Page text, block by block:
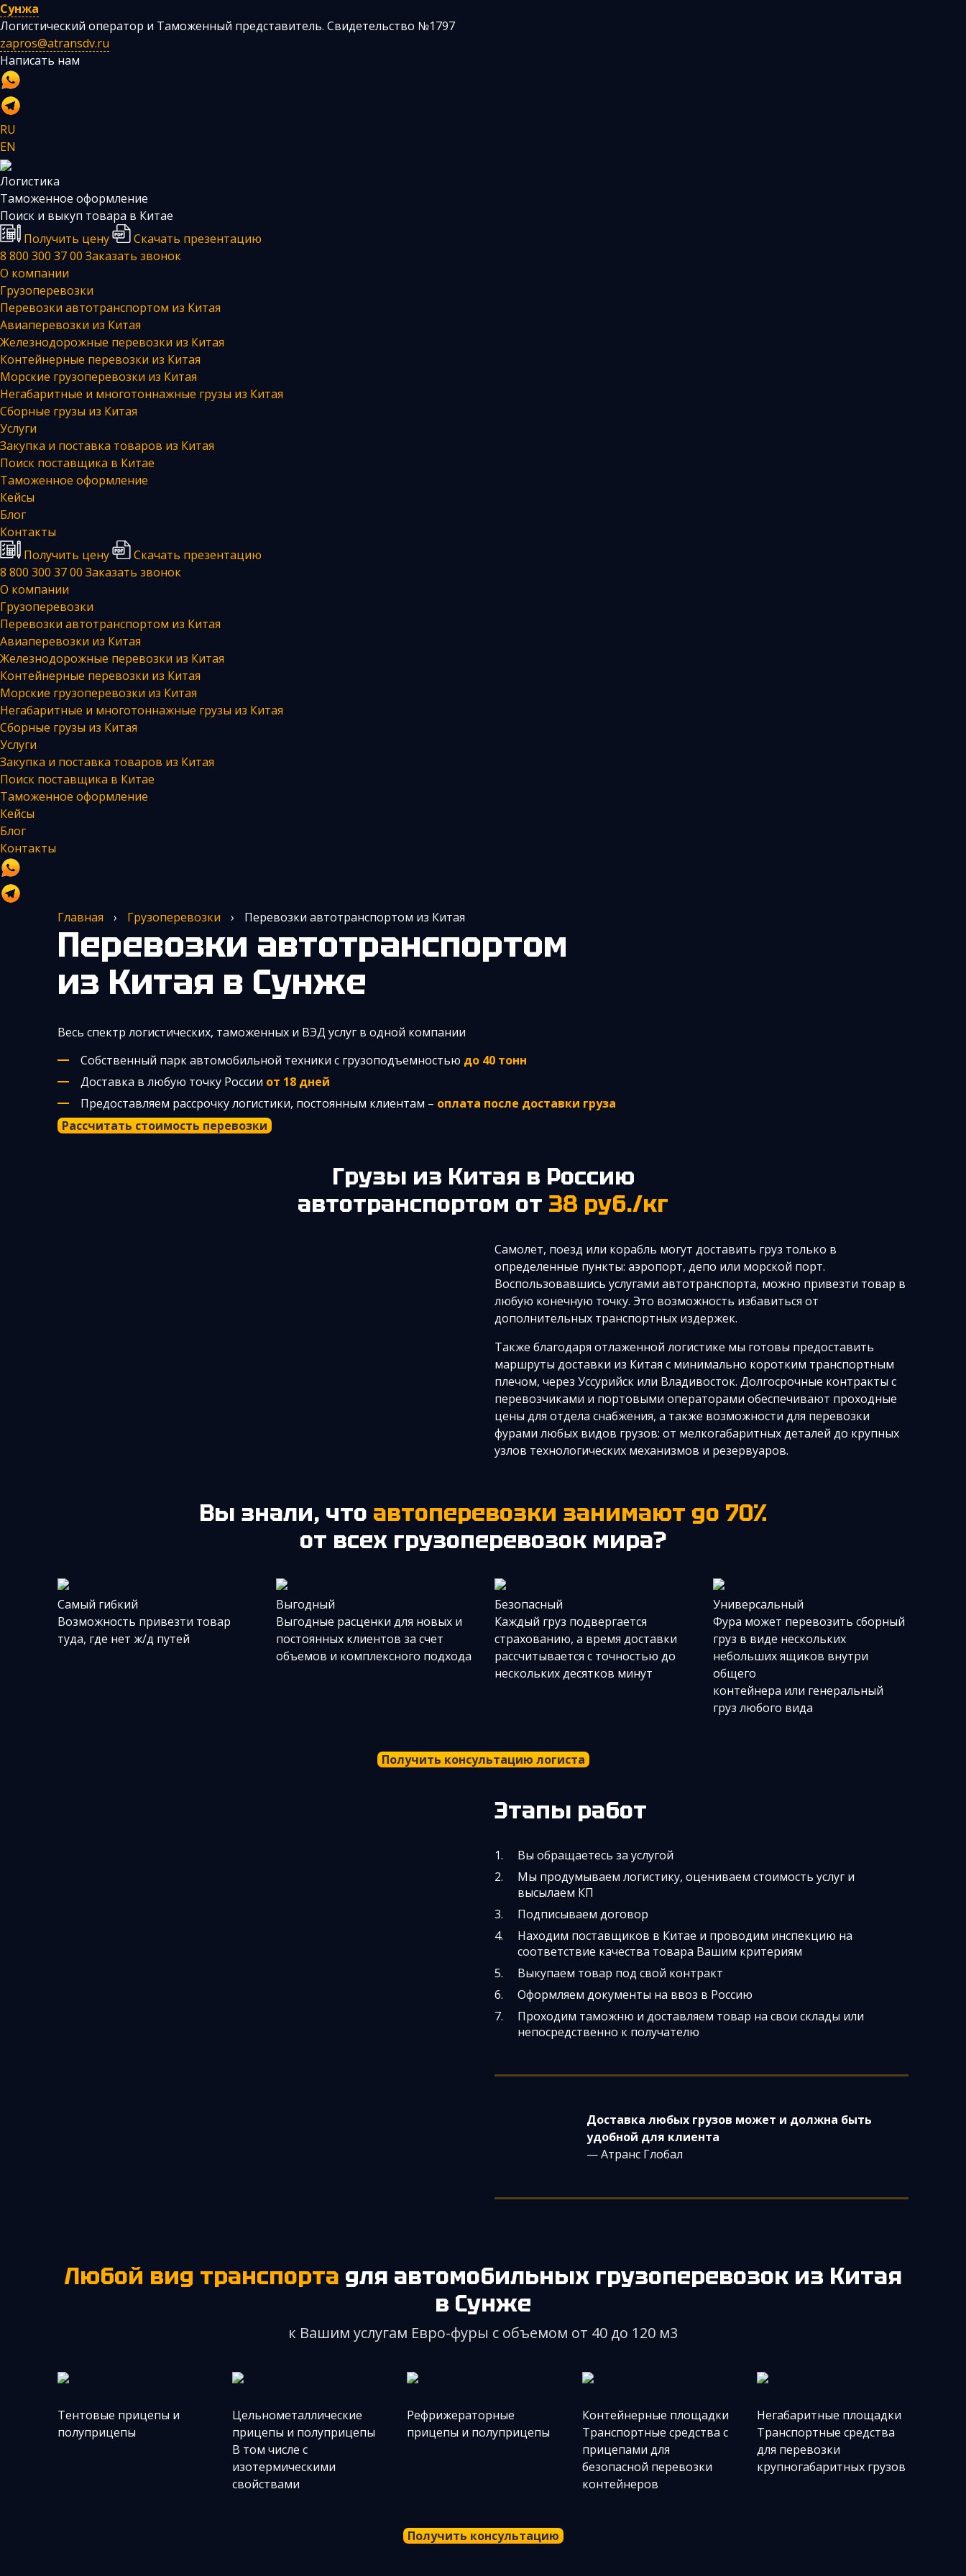
Сунжа
Логистический оператор и Таможенный представитель. Свидетельство №1797
zapros@atransdv.ru
Написать нам
RU
EN
Логистика
Таможенное оформление
Поиск и выкуп товара в Китае
Получить цену
Скачать презентацию
8 800 300 37 00 Заказать звонок
О компании
Грузоперевозки
Перевозки автотранспортом из Китая
Авиаперевозки из Китая
Железнодорожные перевозки из Китая
Контейнерные перевозки из Китая
Морские грузоперевозки из Китая
Негабаритные и многотоннажные грузы из Китая
Сборные грузы из Китая
Услуги
Закупка и поставка товаров из Китая
Поиск поставщика в Китае
Таможенное оформление
Кейсы
Блог
Контакты
Получить цену
Скачать презентацию
8 800 300 37 00 Заказать звонок
О компании
Грузоперевозки
Перевозки автотранспортом из Китая
Авиаперевозки из Китая
Железнодорожные перевозки из Китая
Контейнерные перевозки из Китая
Морские грузоперевозки из Китая
Негабаритные и многотоннажные грузы из Китая
Сборные грузы из Китая
Услуги
Закупка и поставка товаров из Китая
Поиск поставщика в Китае
Таможенное оформление
Кейсы
Блог
Контакты
Главная › Грузоперевозки › Перевозки автотранспортом из Китая
Перевозки автотранспортом
из Китая в Сунже
Весь спектр логистических, таможенных и ВЭД услуг в одной компании
Собственный парк автомобильной техники с грузоподъемностью до 40 тонн
Доставка в любую точку России от 18 дней
Предоставляем рассрочку логистики, постоянным клиентам – оплата после доставки груза
Рассчитать стоимость перевозки
Грузы из Китая в Россию
автотранспортом от 38 руб./кг
Самолет, поезд или корабль могут доставить груз только в
определенные пункты: аэропорт, депо или морской порт.
Воспользовавшись услугами автотранспорта, можно привезти товар в
любую конечную точку. Это возможность избавиться от
дополнительных транспортных издержек.
Также благодаря отлаженной логистике мы готовы предоставить
маршруты доставки из Китая с минимально коротким транспортным
плечом, через Уссурийск или Владивосток. Долгосрочные контракты с
перевозчиками и портовыми операторами обеспечивают проходные
цены для отдела снабжения, а также возможности для перевозки
фурами любых видов грузов: от мелкогабаритных деталей до крупных
узлов технологических механизмов и резервуаров.
Вы знали, что автоперевозки занимают до 70%
от всех грузоперевозок мира?
Самый гибкий
Возможность привезти товар
туда, где нет ж/д путей
Выгодный
Выгодные расценки для новых и
постоянных клиентов за счет
объемов и комплексного подхода
Безопасный
Каждый груз подвергается
страхованию, а время доставки
рассчитывается с точностью до
нескольких десятков минут
Универсальный
Фура может перевозить сборный
груз в виде нескольких
небольших ящиков внутри
общего
контейнера или генеральный
груз любого вида
Получить консультацию логиста
Этапы работ
Вы обращаетесь за услугой
Мы продумываем логистику, оцениваем стоимость услуг и
высылаем КП
Подписываем договор
Находим поставщиков в Китае и проводим инспекцию на
соответствие качества товара Вашим критериям
Выкупаем товар под свой контракт
Оформляем документы на ввоз в Россию
Проходим таможню и доставляем товар на свои склады или
непосредственно к получателю
Доставка любых грузов может и должна быть
удобной для клиента
— Атранс Глобал
Любой вид транспорта для автомобильных грузоперевозок из Китая
в Сунже
к Вашим услугам Евро-фуры с объемом от 40 до 120 м3
Тентовые прицепы и
полуприцепы
Цельно­металлические
прицепы и полуприцепы
В том числе c
изотермическими
свойствами
Рефрижераторные
прицепы и полуприцепы
Контейнерные площадки
Транспортные средства с
прицепами для
безопасной перевозки
контейнеров
Негабаритные площадки
Транспортные средства
для перевозки
крупногабаритных грузов
Получить консультацию